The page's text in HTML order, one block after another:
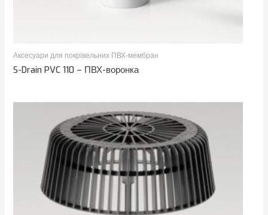
Аксесуари для покрівельних ПВХ-мембран
S-Drain PVC 110 – ПВХ-воронка